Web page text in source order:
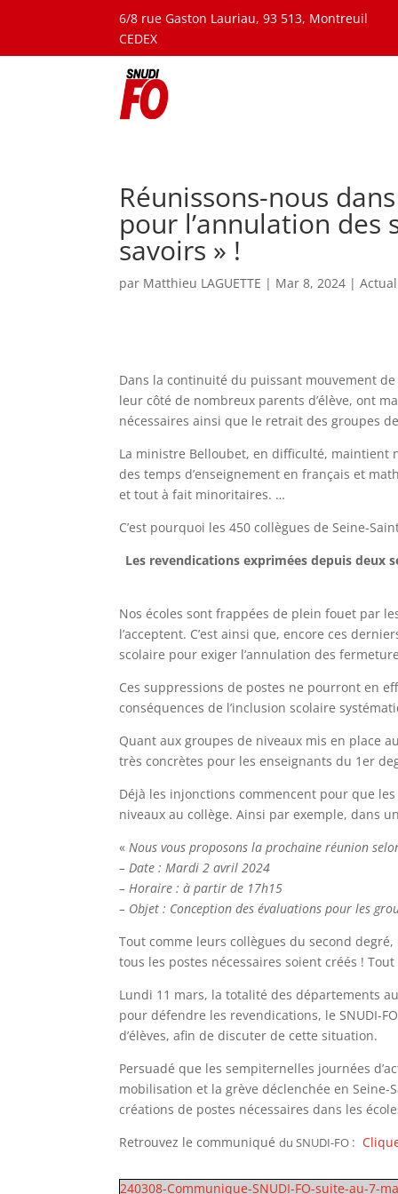
6/8 rue Gaston Lauriau, 93 513, Montreuil
CEDEX
Réunissons-nous
pour l’annulation des
savoirs » !
par Matthieu LAGUETTE | Mar 8, 2024 |
Dans la continuité du puissant mouvement de
leur côté de nombreux parents d’élève, ont
nécessaires ainsi que le retrait des groupes
La ministre Belloubet, en difficulté, maintient
des temps d’enseignement en français et
et tout à fait minoritaires. …
C’est pourquoi les 450 collègues de Seine-
Les revendications exprimées depuis deux
Nos écoles sont frappées de plein fouet par
l’acceptent. C’est ainsi que, encore ces
scolaire pour exiger l’annulation des
Ces suppressions de postes ne pourront en
conséquences de l’inclusion scolaire
Quant aux groupes de niveaux mis en place
très concrètes pour les enseignants du 1er
Déjà les injonctions commencent pour que
niveaux au collège. Ainsi par exemple, dans
« Nous vous proposons la prochaine réunion
– Date : Mardi 2 avril 2024
– Horaire : à partir de 17h15
– Objet : Conception des évaluations pour les
Tout comme leurs collègues du second
tous les postes nécessaires soient créés !
Lundi 11 mars, la totalité des départements
pour défendre les revendications, le SNUDI-
d’élèves, afin de discuter de cette situation.
Persuadé que les sempiternelles journées
mobilisation et la grève déclenchée en Seine-
créations de postes nécessaires dans les
Retrouvez le communiquédu SNUDI-FO :
240308-Communique-SNUDI-FO-suite-au-7-